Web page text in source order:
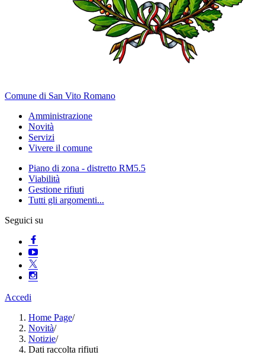
Comune di San Vito Romano
Amministrazione
Novità
Servizi
Vivere il comune
Piano di zona - distretto RM5.5
Viabilità
Gestione rifiuti
Tutti gli argomenti...
Seguici su
Accedi
Home Page/
Novità/
Notizie/
Dati raccolta rifiuti